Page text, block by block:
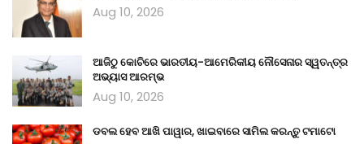
Aug 10, 2026
ଆଜିଠୁ କୋଚିରେ ଭାରତୀୟ-ଆମେରିକୀୟ ନୌସେନାର ସ୍ୱତନ୍ତ୍ର
ଅଭ୍ୟାସ ଆରମ୍ଭ
Aug 10, 2026
ଡବଲ ହେବ ଆଖି ପାୱାର, ଖାଇବାରେ ସାମିଲ କରନ୍ତୁ ଟମାଟୋ